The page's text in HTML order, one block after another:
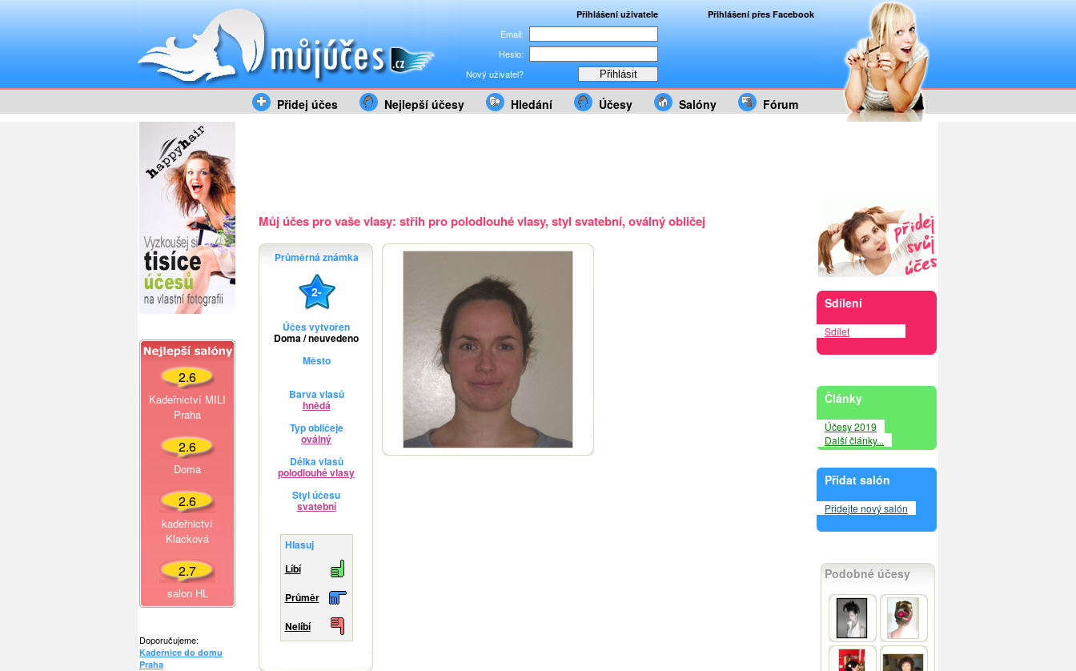
Přihlášení uživatele
Email:
Heslo:
Nový uživatel?
Přihlášení přes Facebook
Přidej účes Nejlepší účesy Hledání Účesy Salóny Fórum
2.6
Kadeřnictví MILI
Praha
2.6
Doma
2.6
kadeřnictví
Klacková
2.7
salon HL
Doporučujeme:
Kadeřnice do domu
Praha
Můj účes pro vaše vlasy: střih pro polodlouhé vlasy, styl svatební, oválný obličej
Průměrná známka
2-
Účes vytvořen
Doma / neuvedeno
Město
Barva vlasů
hnědá
Typ obličeje
oválný
Délka vlasů
polodlouhé vlasy
Styl účesu
svatební
Hlasuj
Líbí
Průměr
Nelíbí
Sdílení
Sdílet
Články
Účesy 2019
Další články...
Přidat salón
Přidejte nový salón
Podobné účesy